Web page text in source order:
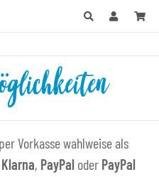
Vorkasse wahlweise als
Klarna, PayPal oder PayPal